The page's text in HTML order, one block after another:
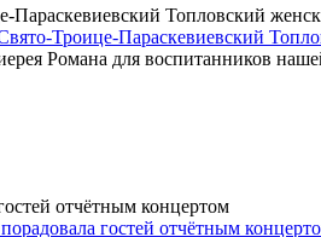
Троице-Параскевиевский
Романа для воспитанников
гостей отчётным